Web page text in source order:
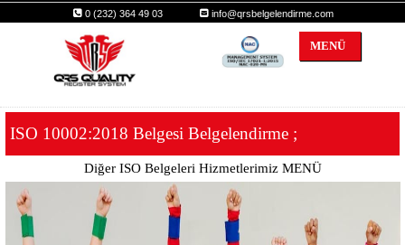
0 (232) 364 49 03 info@qrsbelgelendirme.com
MENÜ
ISO 10002:2018 Belgesi Belgelendirme ;
Diğer ISO Belgeleri Hizmetlerimiz MENÜ